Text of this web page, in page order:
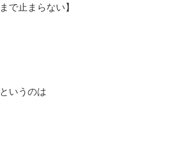
で止まらない】
いうのは